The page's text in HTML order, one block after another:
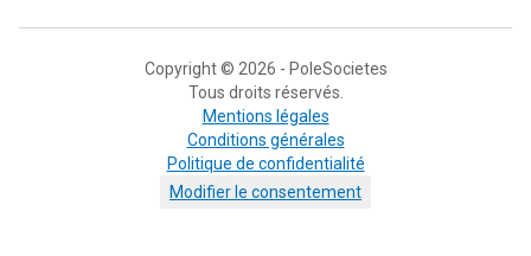
Copyright © 2026 - PoleSocietes
Tous droits réservés.
Mentions légales
Conditions générales
Politique de confidentialité
Modifier le consentement